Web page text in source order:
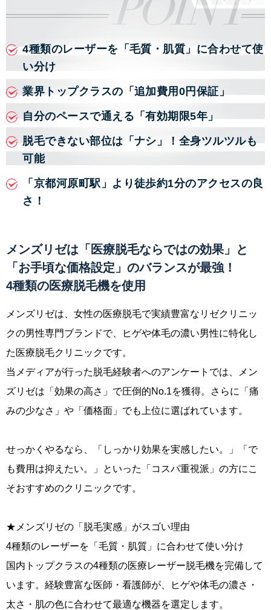
4種類のレーザーを「毛質・肌質」に合わせて使
い分け
業界トップクラスの「追加費用0円保証」
自分のペースで通える「有効期限5年」
脱毛できない部位は「ナシ」！全身ツルツルも
可能
「京都河原町駅」より徒歩約1分のアクセスの良
さ！
メンズリゼは「医療脱毛ならではの効果」と
「お手頃な価格設定」のバランスが最強！
4種類の医療脱毛機を使用
メンズリゼは、女性の医療脱毛で実績豊富なリゼクリニッ
クの男性専門ブランドで、ヒゲや体毛の濃い男性に特化し
た医療脱毛クリニックです。
当メディアが行った脱毛経験者へのアンケートでは、メン
ズリゼは「効果の高さ」で圧倒的No.1を獲得。さらに「痛
みの少なさ」や「価格面」でも上位に選ばれています。
せっかくやるなら、「しっかり効果を実感したい。」「で
も費用は抑えたい。」といった「コスパ重視派」の方にこ
そおすすめのクリニックです。
★メンズリゼの「脱毛実感」がスゴい理由
4種類のレーザーを「毛質・肌質」に合わせて使い分け
国内トップクラスの4種類の医療レーザー脱毛機を完備して
います。経験豊富な医師・看護師が、ヒゲや体毛の濃さ・
太さ・肌の色に合わせて最適な機器を選定します。